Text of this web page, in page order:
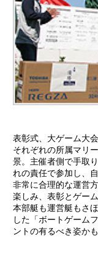
表彰式、大ゲーム大
それぞれの所属マリ
景。主催者側で手取
れの責任で参加し、
非常に合理的な運営
楽しみ、表彰とゲー
本部艇も運営艇もさ
した「ボートゲーム
ントの有るべき姿か